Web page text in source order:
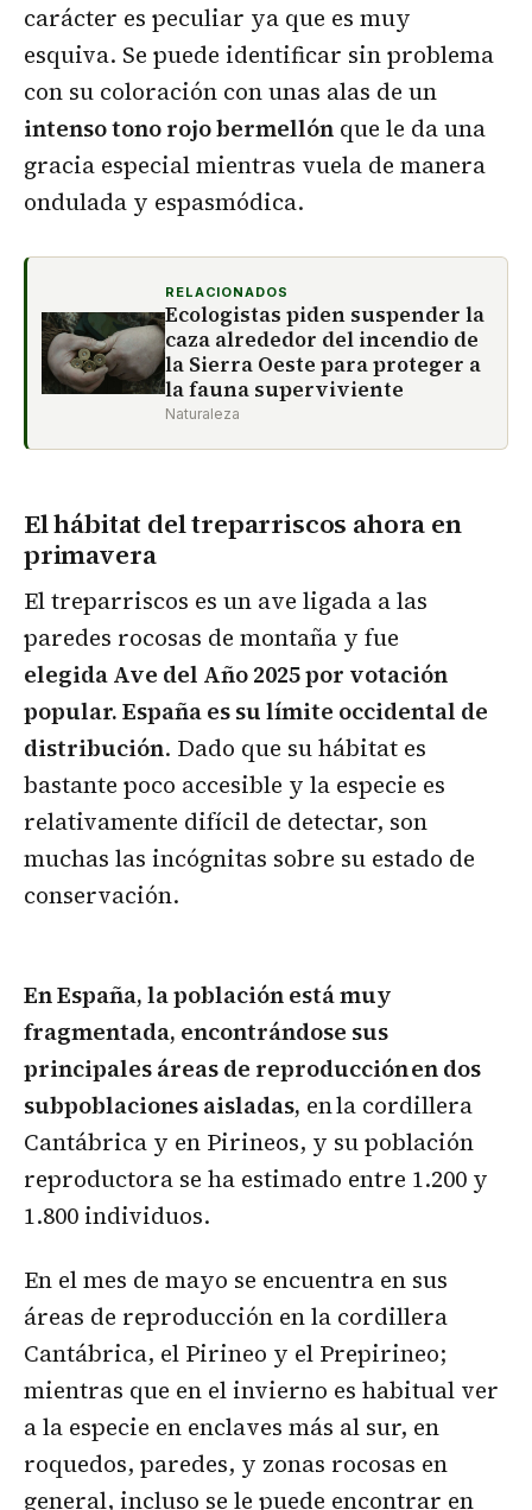
carácter es peculiar ya que es muy
esquiva. Se puede identificar sin problema
con su coloración con unas alas de un
intenso tono rojo bermellón que le da una
gracia especial mientras vuela de manera
ondulada y espasmódica.
RELACIONADOS
Ecologistas piden suspender la
caza alrededor del incendio de
la Sierra Oeste para proteger a
la fauna superviviente
Naturaleza
El hábitat del treparriscos ahora en
primavera
El treparriscos es un ave ligada a las
paredes rocosas de montaña y fue
elegida Ave del Año 2025 por votación
popular. España es su límite occidental de
distribución. Dado que su hábitat es
bastante poco accesible y la especie es
relativamente difícil de detectar, son
muchas las incógnitas sobre su estado de
conservación.
En España, la población está muy
fragmentada, encontrándose sus
principales áreas de reproducción en dos
subpoblaciones aisladas, en la cordillera
Cantábrica y en Pirineos, y su población
reproductora se ha estimado entre 1.200 y
1.800 individuos.
En el mes de mayo se encuentra en sus
áreas de reproducción en la cordillera
Cantábrica, el Pirineo y el Prepirineo;
mientras que en el invierno es habitual ver
a la especie en enclaves más al sur, en
roquedos, paredes, y zonas rocosas en
general, incluso se le puede encontrar en